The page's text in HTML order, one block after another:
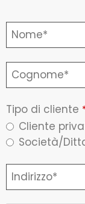
Tipo di cliente
Cliente
Società/